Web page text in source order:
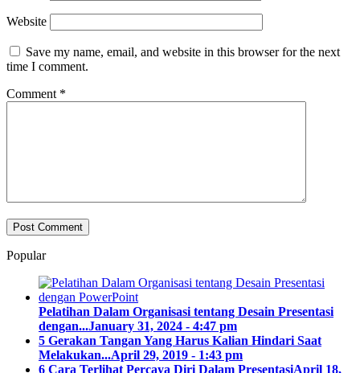
Website
Save my name, email, and website in this browser for the next
time I comment.
Comment *
Popular
Pelatihan Dalam Organisasi tentang Desain Presentasi
dengan...January 31, 2024 - 4:47 pm
5 Gerakan Tangan Yang Harus Kalian Hindari Saat
Melakukan...April 29, 2019 - 1:43 pm
6 Cara Terlihat Percaya Diri Dalam PresentasiApril 18,